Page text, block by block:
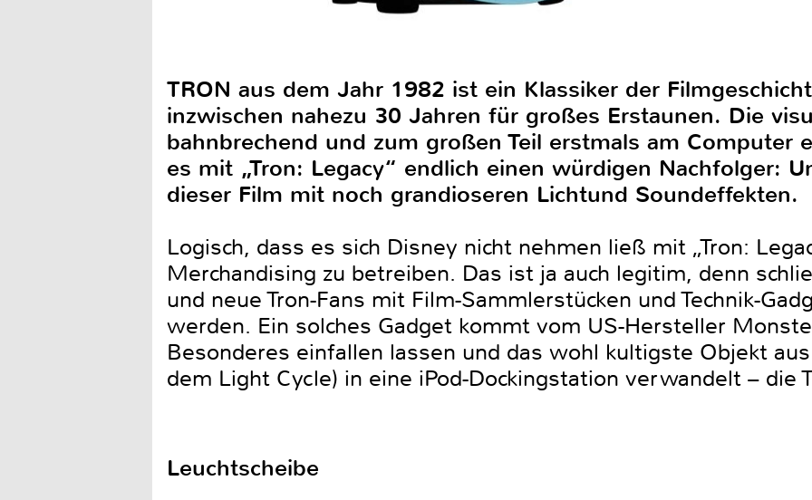
TRON aus dem Jahr 1982 ist ein Klassiker der
inzwischen nahezu 30 Jahren für großes Erstaunen. Die
bahnbrechend und zum großen Teil erstmals am Computer
es mit „Tron: Legacy“ endlich einen würdigen Nachfolger:
dieser Film mit noch grandioseren Lichtund Soundeffekten.
Logisch, dass es sich Disney nicht nehmen ließ mit „Tron:
Merchandising zu betreiben. Das ist ja auch legitim, denn
und neue Tron-Fans mit Film-Sammlerstücken und Technik-
werden. Ein solches Gadget kommt vom US-Hersteller
Besonderes einfallen lassen und das wohl kultigste Objekt
dem Light Cycle) in eine iPod-Dockingstation verwandelt – die
Leuchtscheibe